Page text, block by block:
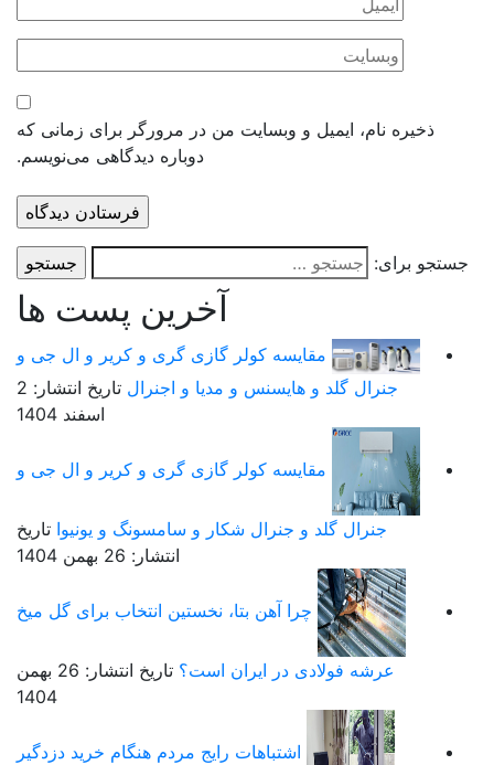
ذخیره نام، ایمیل و وبسایت من در مرورگر برای زمانی که
دوباره دیدگاهی می‌نویسم.
برای:
آخرین پست ها
مقایسه کولر گازی گری و کریر و ال جی و
جنرال گلد و هایسنس و مدیا و اجنرال
تاریخ انتشار: 2
اسفند 1404
مقایسه کولر گازی گری و کریر و ال جی و
جنرال گلد و جنرال شکار و سامسونگ و یونیوا تاریخ
انتشار: 26 بهمن 1404
چرا آهن بتا، نخستین انتخاب برای گل میخ
عرشه فولادی در ایران است؟
تاریخ انتشار: 26 بهمن
1404
اشتباهات رایج مردم هنگام خرید دزدگیر